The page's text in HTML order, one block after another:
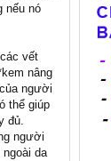
nếu nó
vết
nâng
người
thể giúp
đủ.
người
da